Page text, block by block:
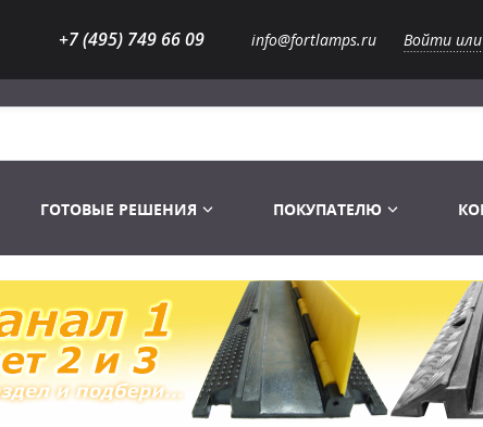
+7 (495) 749 66 09 info@fortlamps.ru Войти или
Лампы
Лампы
Лампы
Лампы газоразрядные
Перчатки
Сумки и
Световое
ГОТОВЫЕ РЕШЕНИЯ ПОКУПАТЕЛЮ